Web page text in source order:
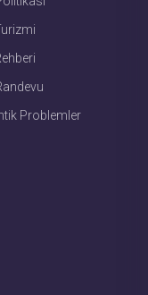
Problemler